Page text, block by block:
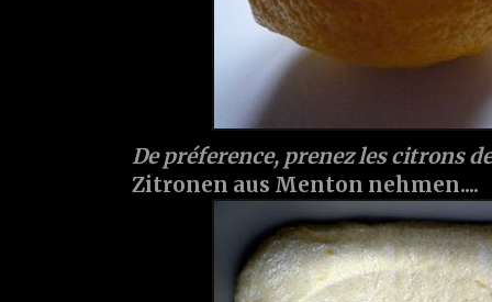
De préference, prenez les citrons
Zitronen aus Menton nehmen....